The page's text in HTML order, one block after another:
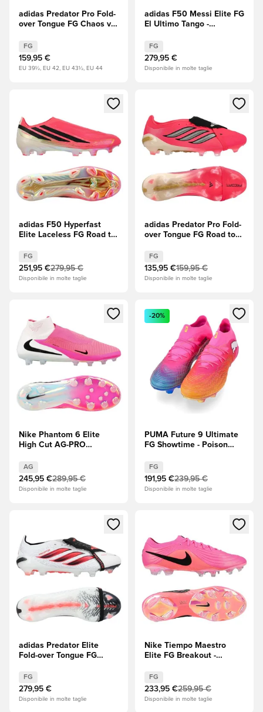
adidas Predator Pro Fold-
over Tongue FG Chaos vs
FG
159,95 €
EU 39½, EU 42, EU 43½, EU 44
adidas F50 Messi Elite FG
El Ultimo Tango -
Burst/Icey Blue
FG
279,95 €
Disponibile in molte taglie
Apre una finestra modale per accedere o registrarsi come
adidas F50 Hyperfast
Elite Laceless FG Road to
Black (Nero)/Oro
metallizzato
FG
251,95 €279,95 €
Disponibile in molte taglie
Apre una finestra modale
adidas Predator Pro Fold-
over Tongue FG Road to
Turbo/Thermal
Chrome/Core Black (Nero)
FG
135,95 €159,95 €
Disponibile in molte taglie
Apre una finestra modale per accedere o registrarsi come
Nike Phantom 6 Elite
High Cut AG-PRO
Rosa/Bianco/Nero
AG
245,95 €289,95 €
Disponibile in molte taglie
Apre una finestra modale
-20%
PUMA Future 9 Ultimate
FG Showtime - Poison
Stream/Bright Aqua
(Blu)/PUMA White
(Bianco)
FG
191,95 €239,95 €
Disponibile in molte taglie
Apre una finestra modale per accedere o registrarsi come
adidas Predator Elite
Fold-over Tongue FG
FG
279,95 €
Disponibile in molte taglie
Apre una finestra modale
Nike Tiempo Maestro
Elite FG Breakout -
FG
233,95 €259,95 €
Disponibile in molte taglie